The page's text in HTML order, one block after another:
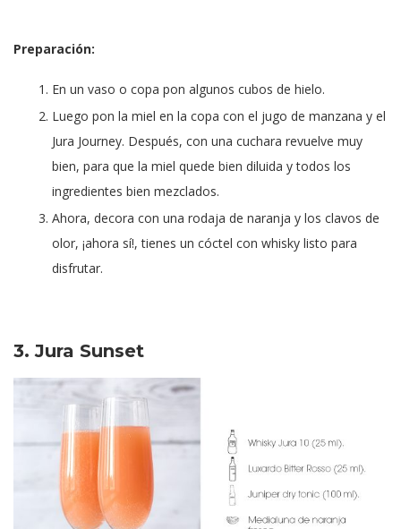
Preparación:
En un vaso o copa pon algunos cubos de hielo.
Luego pon la miel en la copa con el jugo de manzana y el
Jura Journey. Después, con una cuchara revuelve muy
bien, para que la miel quede bien diluida y todos los
ingredientes bien mezclados.
Ahora, decora con una rodaja de naranja y los clavos de
olor, ¡ahora sí!, tienes un cóctel con whisky listo para
disfrutar.
3. Jura Sunset